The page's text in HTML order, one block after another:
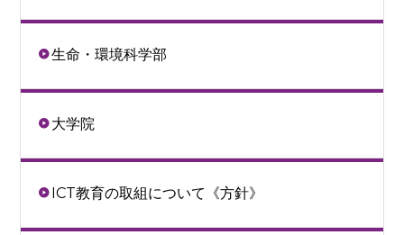
生命・環境科学部
大学院
ICT教育の取組について《方針》